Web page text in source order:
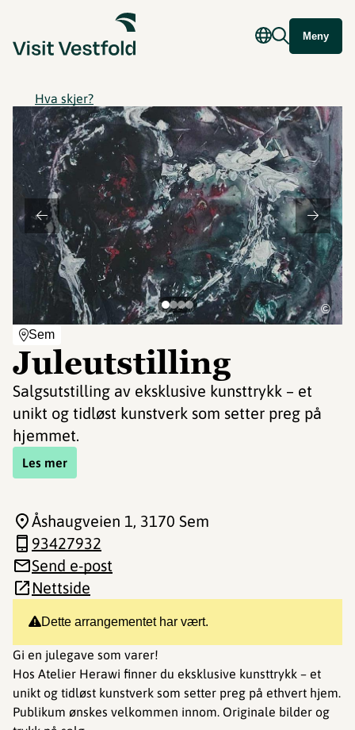
Meny
Hva skjer?
Sem
Juleutstilling
Salgsutstilling av eksklusive kunsttrykk – et
unikt og tidløst kunstverk som setter preg på
hjemmet.
Les mer
©
Dette arrangementet har vært.
Gi en julegave som varer!
Hos Atelier Herawi finner du eksklusive kunsttrykk – et
unikt og tidløst kunstverk som setter preg på ethvert hjem.
Publikum ønskes velkommen innom. Originale bilder og
Åshaugveien 1, 3170 Sem
93427932
Send e-post
Nettside